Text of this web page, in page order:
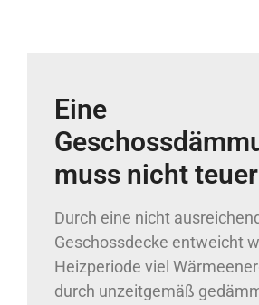
Eine
muss nicht
Durch eine nicht
Geschossdecke entweicht
Heizperiode viel
durch unzeitgemäß